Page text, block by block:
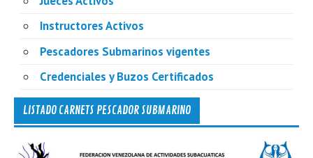
Instructores Activos
Pescadores Submarinos vigentes
Credenciales y Buzos Certificados
LISTADO CARNETS PESCADOR SUBMARINO